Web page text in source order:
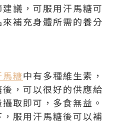
議，可服用汗馬糖可
補充身體所需的養分
馬糖中有多種維生素，
，可以很好的供應給
取即可，多食無益。
服用汗馬糖後可以補